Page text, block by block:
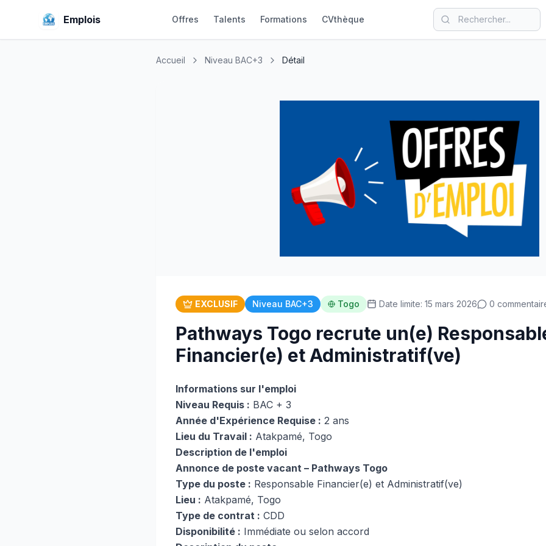
Emplois Offres Talents Formations CVthèque
Accueil Niveau BAC+3 Détail
EXCLUSIF Niveau BAC+3 Togo Date limite: 15 mars 2026 0
Pathways Togo recrute un(e)
Financier(e) et Administratif(ve)
Informations sur l'emploi
Niveau Requis : BAC + 3
Année d'Expérience Requise : 2 ans
Lieu du Travail : Atakpamé, Togo
Description de l'emploi
Annonce de poste vacant – Pathways Togo
Type du poste : Responsable Financier(e) et Administratif(ve)
Lieu : Atakpamé, Togo
Type de contrat : CDD
Disponibilité : Immédiate ou selon accord